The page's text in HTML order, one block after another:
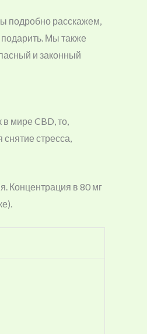
подробно расскажем,
Мы также
и законный
мире CBD, то,
стресса,
Концентрация в 80 мг